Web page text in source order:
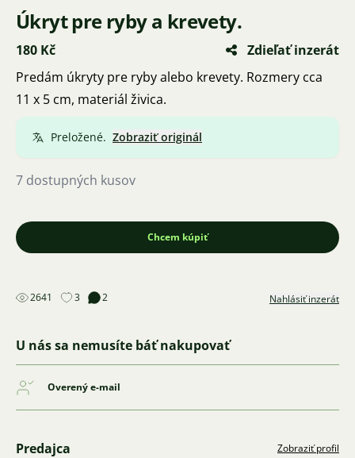
Úkryt pre ryby a krevety.
180 Kč
Zdieľať inzerát
Predám úkryty pre ryby alebo krevety. Rozmery cca
11 x 5 cm, materiál živica.
Preložené. Zobraziť originál
7 dostupných kusov
Chcem kúpiť
2641 3 2 Nahlásiť inzerát
U nás sa nemusíte báť nakupovať
Overený e-mail
Predajca Zobraziť profil